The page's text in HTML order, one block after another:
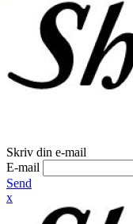
Skriv din e-mail
E-mail
Send
x